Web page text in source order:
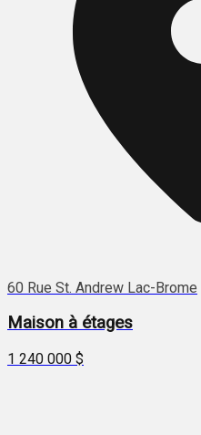
60 Rue St. Andrew Lac-Brome
Maison à étages
1 240 000 $